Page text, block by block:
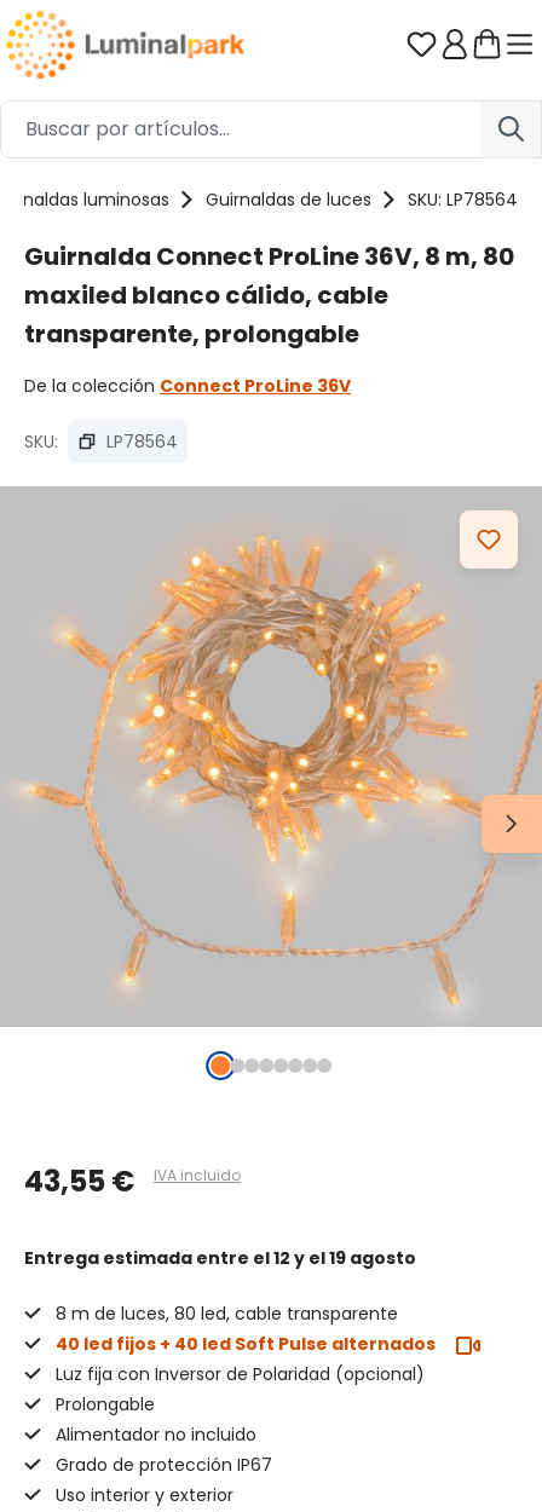
Saltar al contenido principal Tienes 0
luminosas Guirnaldas de luces SKU: LP78564
Guirnalda Connect ProLine 36V, 8 m, 80
maxiled blanco cálido, cable
transparente, prolongable
De la colección Connect ProLine 36V
SKU: LP78564
43,55 € IVA incluido
Entrega estimada entre el 12 y el 19 agosto
8 m de luces, 80 led, cable transparente
40 led fijos + 40 led Soft Pulse alternados
Luz fija con Inversor de Polaridad (opcional)
Prolongable
Alimentador no incluido
Grado de protección IP67
Uso interior y exterior